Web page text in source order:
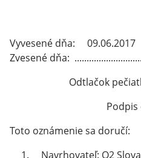
Vyvesené
Zvesené dňa:
Odtlačok
Podpis
Toto oznámenie sa doručí:
1. Navrhovateľ: O2